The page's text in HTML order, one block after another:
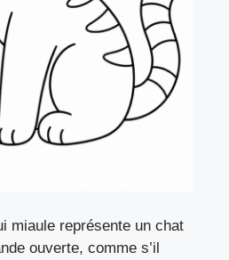
miaule représente un chat
ouverte, comme s’il